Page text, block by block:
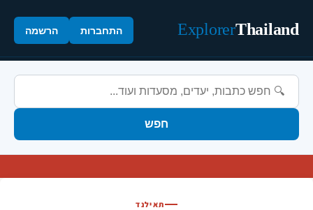
Thailand
Explorer התחברות הרשמה
חפש
תאילנד